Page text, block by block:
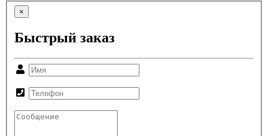
×
Быстрый заказ